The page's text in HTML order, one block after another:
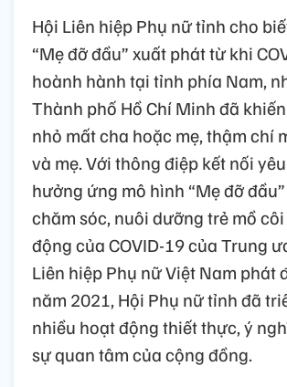
Hội Liên hiệp Phụ nữ tỉnh cho
“Mẹ đỡ đầu” xuất phát từ khi
hoành hành tại tỉnh phía Nam,
Thành phố Hồ Chí Minh đã
nhỏ mất cha hoặc mẹ, thậm chí
và mẹ. Với thông điệp kết nối
hưởng ứng mô hình “Mẹ đỡ
chăm sóc, nuôi dưỡng trẻ mồ
động của COVID-19 của Trung
Liên hiệp Phụ nữ Việt Nam phát
năm 2021, Hội Phụ nữ tỉnh đã
nhiều hoạt động thiết thực, ý
sự quan tâm của cộng đồng.